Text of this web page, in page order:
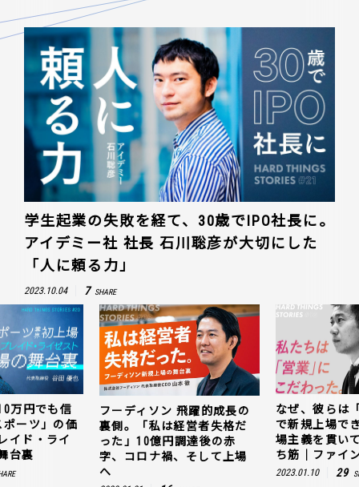
学生起業の失敗を経て、30歳でIPO社長に。
アイデミー社 社長 石川聡彦が大切にした
「人に頼る力」
2023.10.04 7 SHARE
万円でも信
ーツ」の価
イド・ライ
台裏
フーディソン 飛躍的成長の
裏側。「私は経営者失格だ
った」10億円調達後の赤
字、コロナ禍、そして上場
へ
なぜ、彼らは
で新規上場で
場主義を貫い
ち筋｜ファイ
2023.01.10 29